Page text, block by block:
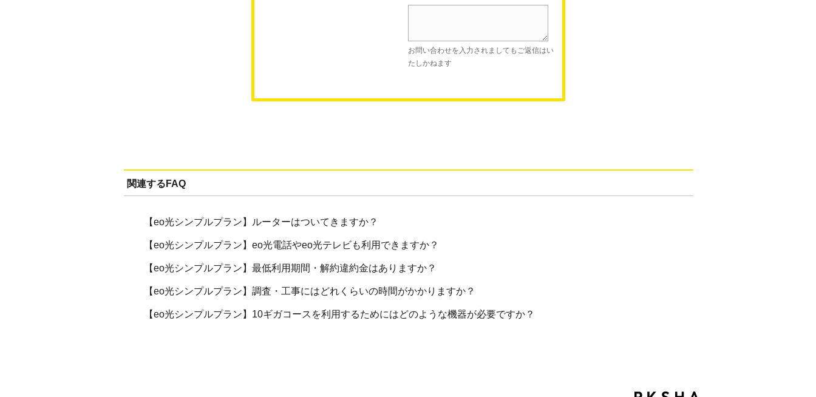
お問い合わせを入力されましてもご返信はい
たしかねます
関連するFAQ
【eo光シンプルプラン】ルーターはついてきますか？
【eo光シンプルプラン】eo光電話やeo光テレビも利用できますか？
【eo光シンプルプラン】最低利用期間・解約違約金はありますか？
【eo光シンプルプラン】調査・工事にはどれくらいの時間がかかりますか？
【eo光シンプルプラン】10ギガコースを利用するためにはどのような機器が必要ですか？